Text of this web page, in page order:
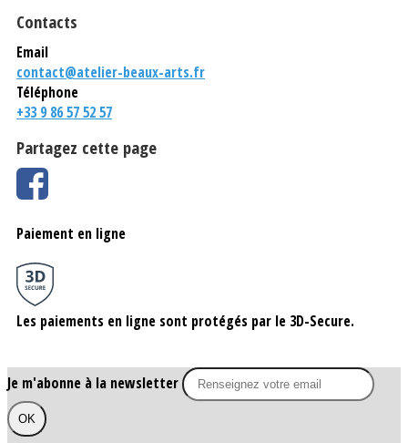
Contacts
Email
contact@atelier-beaux-arts.fr
Téléphone
+33 9 86 57 52 57
Partagez cette page
Paiement en ligne
Les paiements en ligne sont protégés par le 3D-Secure.
Je m'abonne à la newsletter
OK